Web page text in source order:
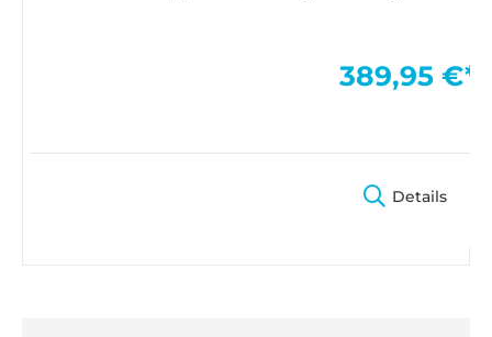
389,95 €*
Details